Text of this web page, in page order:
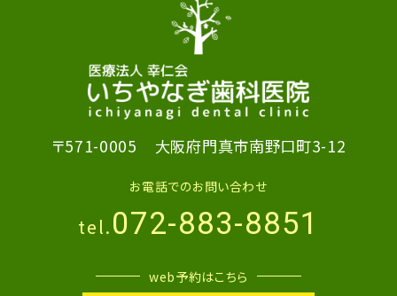
〒571-0005 大阪府門真市南野口町3-12
お電話でのお問い合わせ
tel.072-883-8851
web予約はこちら